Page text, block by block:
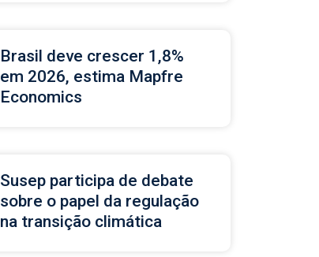
Brasil deve crescer 1,8%
em 2026, estima Mapfre
Economics
Susep participa de debate
sobre o papel da regulação
na transição climática